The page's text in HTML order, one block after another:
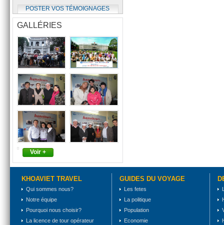
POSTER VOS TÉMOIGNAGES
GALLÉRIES
Voir +
KHOAVIET TRAVEL
Qui sommes nous?
Notre équipe
Pourquoi nous choisir?
La licence de tour opérateur
GUIDES DU VOYAGE
Les fetes
La politique
Population
Economie